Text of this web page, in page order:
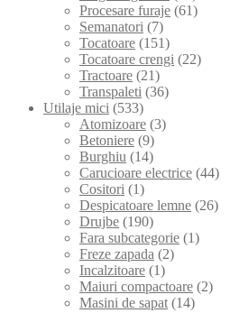
Procesare furaje (61)
Semanatori (7)
Tocatoare (151)
Tocatoare crengi (22)
Tractoare (21)
Transpaleti (36)
Utilaje mici (533)
Atomizoare (3)
Betoniere (9)
Burghiu (14)
Carucioare electrice (44)
Cositori (1)
Despicatoare lemne (26)
Drujbe (190)
Fara subcategorie (1)
Freze zapada (2)
Incalzitoare (1)
Maiuri compactoare (2)
Masini de sapat (14)